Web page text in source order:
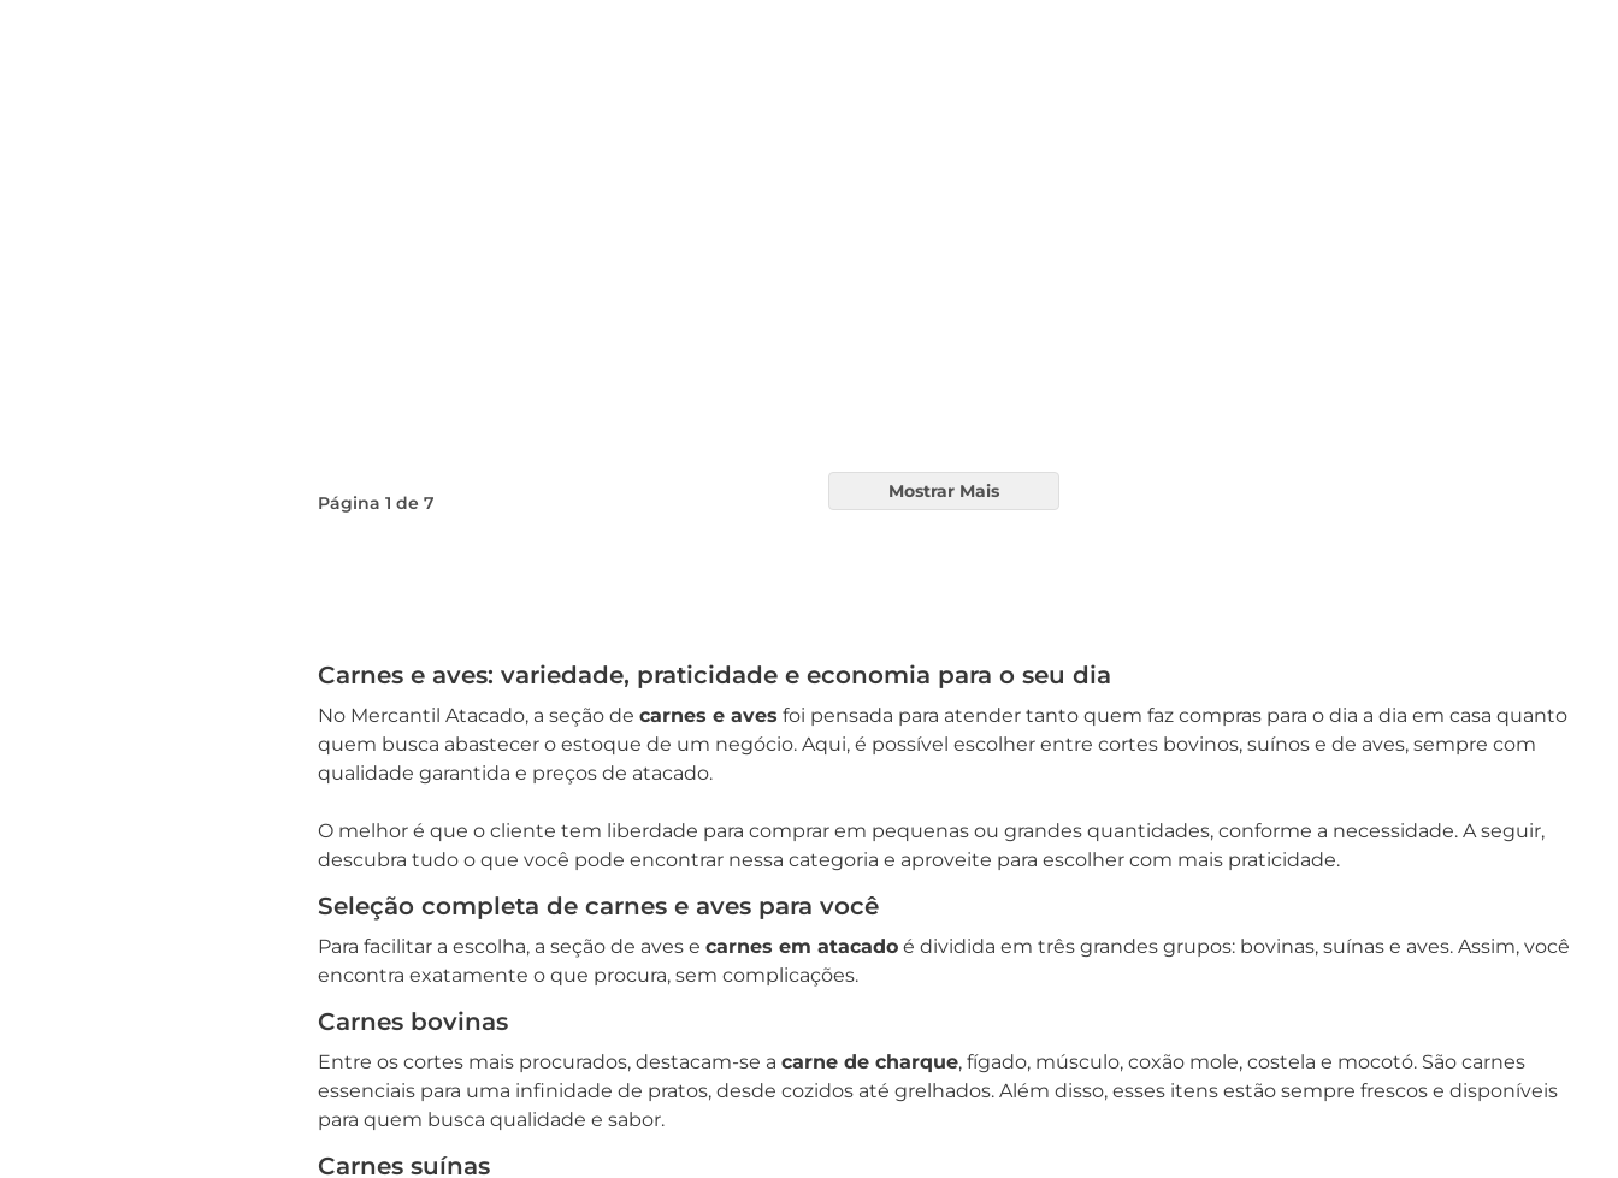
Página 1 de 7
Mostrar Mais
Carnes e aves: variedade, praticidade e economia para o seu dia
No Mercantil Atacado, a seção de carnes e aves foi pensada para atender tanto quem faz compras para o dia a dia em casa quanto
quem busca abastecer o estoque de um negócio. Aqui, é possível escolher entre cortes bovinos, suínos e de aves, sempre com
qualidade garantida e preços de atacado.
O melhor é que o cliente tem liberdade para comprar em pequenas ou grandes quantidades, conforme a necessidade. A seguir,
descubra tudo o que você pode encontrar nessa categoria e aproveite para escolher com mais praticidade.
Seleção completa de carnes e aves para você
Para facilitar a escolha, a seção de aves e carnes em atacado é dividida em três grandes grupos: bovinas, suínas e aves. Assim, você
encontra exatamente o que procura, sem complicações.
Carnes bovinas
Entre os cortes mais procurados, destacam-se a carne de charque, fígado, músculo, coxão mole, costela e mocotó. São carnes
essenciais para uma infinidade de pratos, desde cozidos até grelhados. Além disso, esses itens estão sempre frescos e disponíveis
para quem busca qualidade e sabor.
Carnes suínas